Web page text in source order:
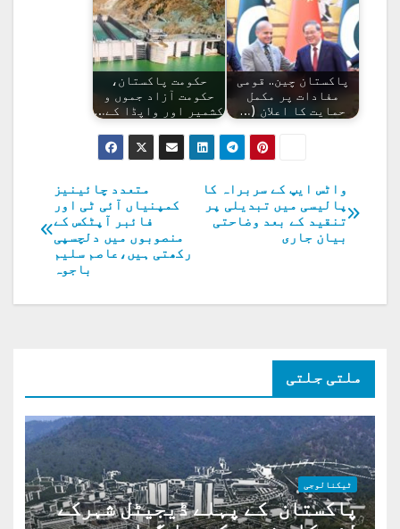
پاکستان چین.. قومی
مفادات پر مکمل
حمایت کا اعلان (…
حکومت پاکستان،
حکومت آزاد جموں و
کشمیر اور واپڈا کے…
پوسٹوں
کی
متعدد چائینیز
کمپنیاں آئی ٹی اور
فائبر آپٹکس کے
منصوبوں میں دلچسپی
رکھتی ہیں،عاصم سلیم
باجوہ
واٹس ایپ کے سربراہ کا
پالیسی میں تبدیلی پر
تنقید کے بعد وضاحتی
بیان جاری
ملتی جلتی
ٹیکنالوجی
پاکستان کے پہلے ڈیجیٹل شہرکے